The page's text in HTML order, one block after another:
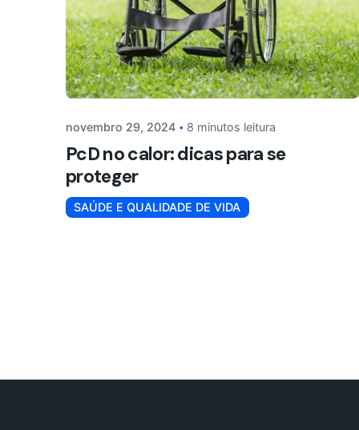
novembro 29, 2024 8 minutos leitura
PcD no calor: dicas para se
proteger
SAÚDE E QUALIDADE DE VIDA